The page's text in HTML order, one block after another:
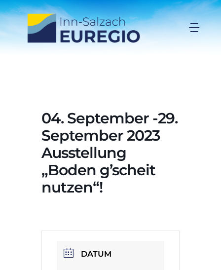
Zum
Inhalt
springen
Projekte
Förderungen
Organisation
04. September -29.
September 2023
Ausstellung
„Boden g’scheit
nutzen“!
DATUM